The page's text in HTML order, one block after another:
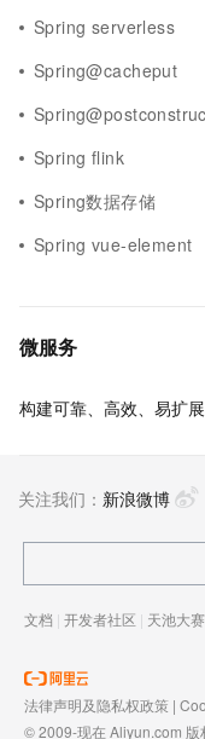
Spring serverless
Spring@cacheput
Spring flink
Spring数据存储
Spring vue-element
微服务
构建可靠、高效、易扩
关注我们： 新浪微博
文档 | 开发者社区 | 天池大赛
法律声明及隐私权政策 |
© 2009-现在 Aliyun.com 版